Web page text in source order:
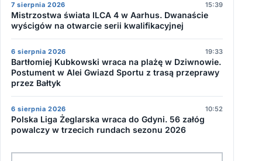
7 sierpnia 2026 15:39
Mistrzostwa świata ILCA 4 w Aarhus. Dwanaście
wyścigów na otwarcie serii kwalifikacyjnej
6 sierpnia 2026 19:33
Bartłomiej Kubkowski wraca na plażę w Dziwnowie.
Postument w Alei Gwiazd Sportu z trasą przeprawy
przez Bałtyk
6 sierpnia 2026 10:52
Polska Liga Żeglarska wraca do Gdyni. 56 załóg
powalczy w trzecich rundach sezonu 2026